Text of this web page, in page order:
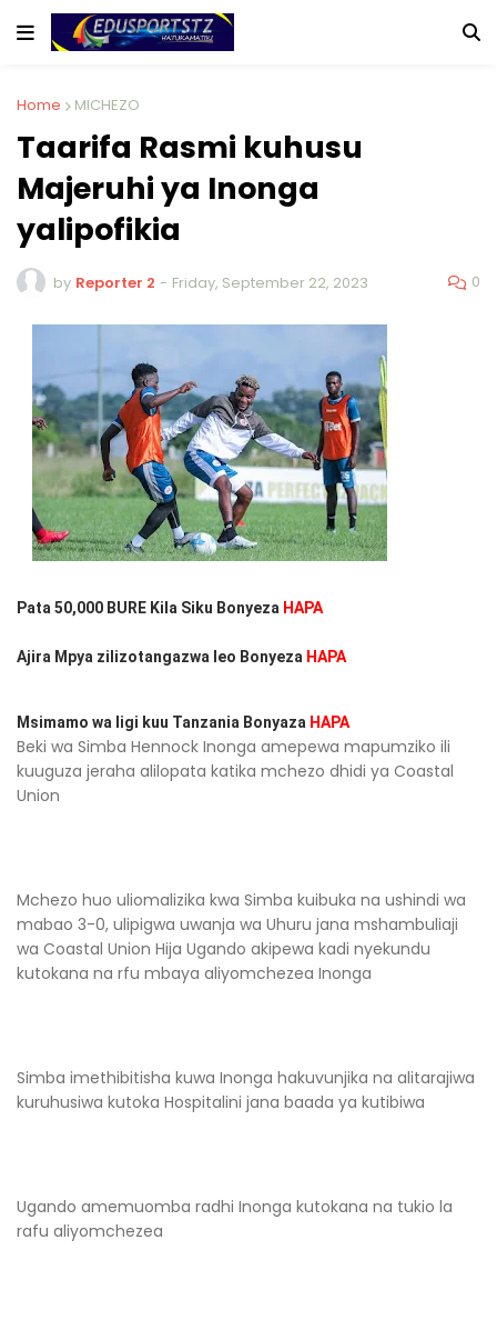
Home MICHEZO
Taarifa Rasmi kuhusu
Majeruhi ya Inonga
yalipofikia
by Reporter 2 - Friday, September 22, 2023 0
Pata 50,000 BURE Kila Siku Bonyeza HAPA
Ajira Mpya zilizotangazwa leo Bonyeza HAPA
Msimamo wa ligi kuu Tanzania Bonyaza HAPA
Beki wa Simba Hennock Inonga amepewa mapumziko ili
kuuguza jeraha alilopata katika mchezo dhidi ya Coastal
Union
Mchezo huo uliomalizika kwa Simba kuibuka na ushindi wa
mabao 3-0, ulipigwa uwanja wa Uhuru jana mshambuliaji
wa Coastal Union Hija Ugando akipewa kadi nyekundu
kutokana na rfu mbaya aliyomchezea Inonga
Simba imethibitisha kuwa Inonga hakuvunjika na alitarajiwa
kuruhusiwa kutoka Hospitalini jana baada ya kutibiwa
Ugando amemuomba radhi Inonga kutokana na tukio la
rafu aliyomchezea